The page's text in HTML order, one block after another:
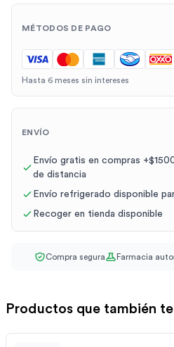
MÉTODOS DE PAGO
Hasta 6 meses sin intereses
ENVÍO
Envío gratis en compras
de distancia
Envío refrigerado disponible
Recoger en tienda disponible
Compra segura Farmacia
Productos que también